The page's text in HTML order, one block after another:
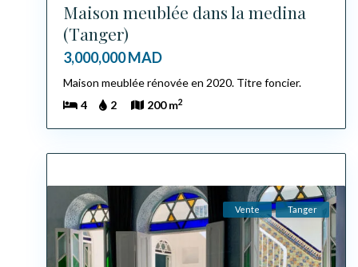
Maison meublée dans la medina
(Tanger)
3,000,000 MAD
Maison meublée rénovée en 2020. Titre foncier.
4
2 200 m2
Vente Tanger